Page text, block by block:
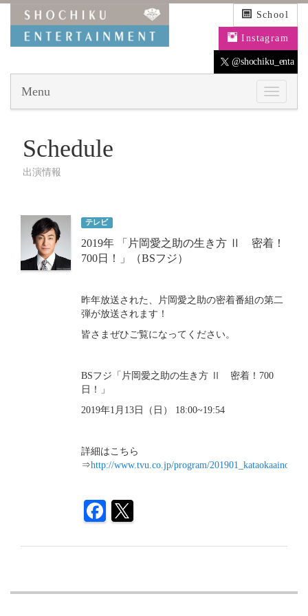
School
Instagram
@shochiku_enta
Menu
Schedule
出演情報
テレビ
2019年 「片岡愛之助の生き方 Ⅱ 密着！
700日！」（BSフジ）
昨年放送された、片岡愛之助の密着番組の第二
弾が放送されます！
皆さまぜひご覧になってください。
BSフジ「片岡愛之助の生き方 Ⅱ 密着！700
日！」
2019年1月13日（日） 18:00~19:54
詳細はこちら
⇒http://www.tvu.co.jp/program/